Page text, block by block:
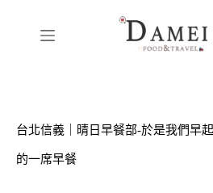
台北信義｜晴日早餐部-於是我們早
的一席早餐